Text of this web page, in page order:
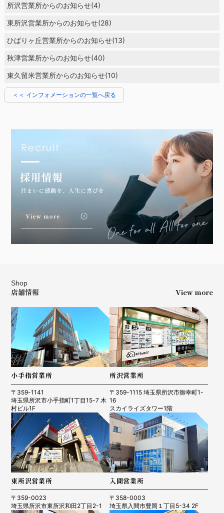
所沢営業所からのお知らせ(4)
東所沢営業所からのお知らせ(28)
ひばりヶ丘営業所からのお知らせ(13)
秋津営業所からのお知らせ(40)
東久留米営業所からのお知らせ(10)
＜＜ インフォメーションの一覧へ戻る
Shop
店舗情報 View more
小手指営業所
〒359-1141
埼玉県所沢市小手指町1丁目15-7 木
村ビル1F
所沢営業所
〒359-1115 埼玉県所沢市御幸町1-
16
スカイライズタワー1階
東所沢営業所
〒359-0023
埼玉県所沢市東所沢和田2丁目2-1
入間営業所
〒358-0003
埼玉県入間市豊岡１丁目5-34 2F